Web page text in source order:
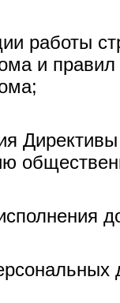
работы
и